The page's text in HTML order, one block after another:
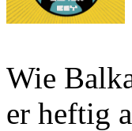
Wie
er heftig